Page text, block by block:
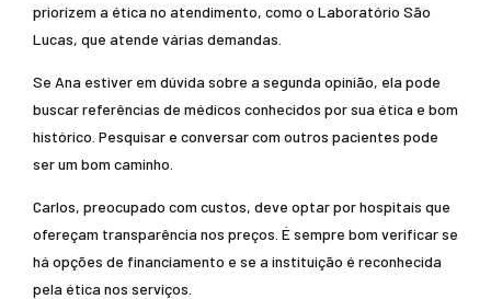
priorizem a ética no atendimento, como o Laboratório São
Lucas, que atende várias demandas.
Se Ana estiver em dúvida sobre a segunda opinião, ela pode
buscar referências de médicos conhecidos por sua ética e bom
histórico. Pesquisar e conversar com outros pacientes pode
ser um bom caminho.
Carlos, preocupado com custos, deve optar por hospitais que
ofereçam transparência nos preços. É sempre bom verificar se
há opções de financiamento e se a instituição é reconhecida
pela ética nos serviços.